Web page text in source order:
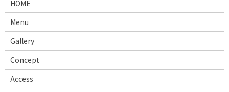
HOME
Menu
Gallery
Concept
Access